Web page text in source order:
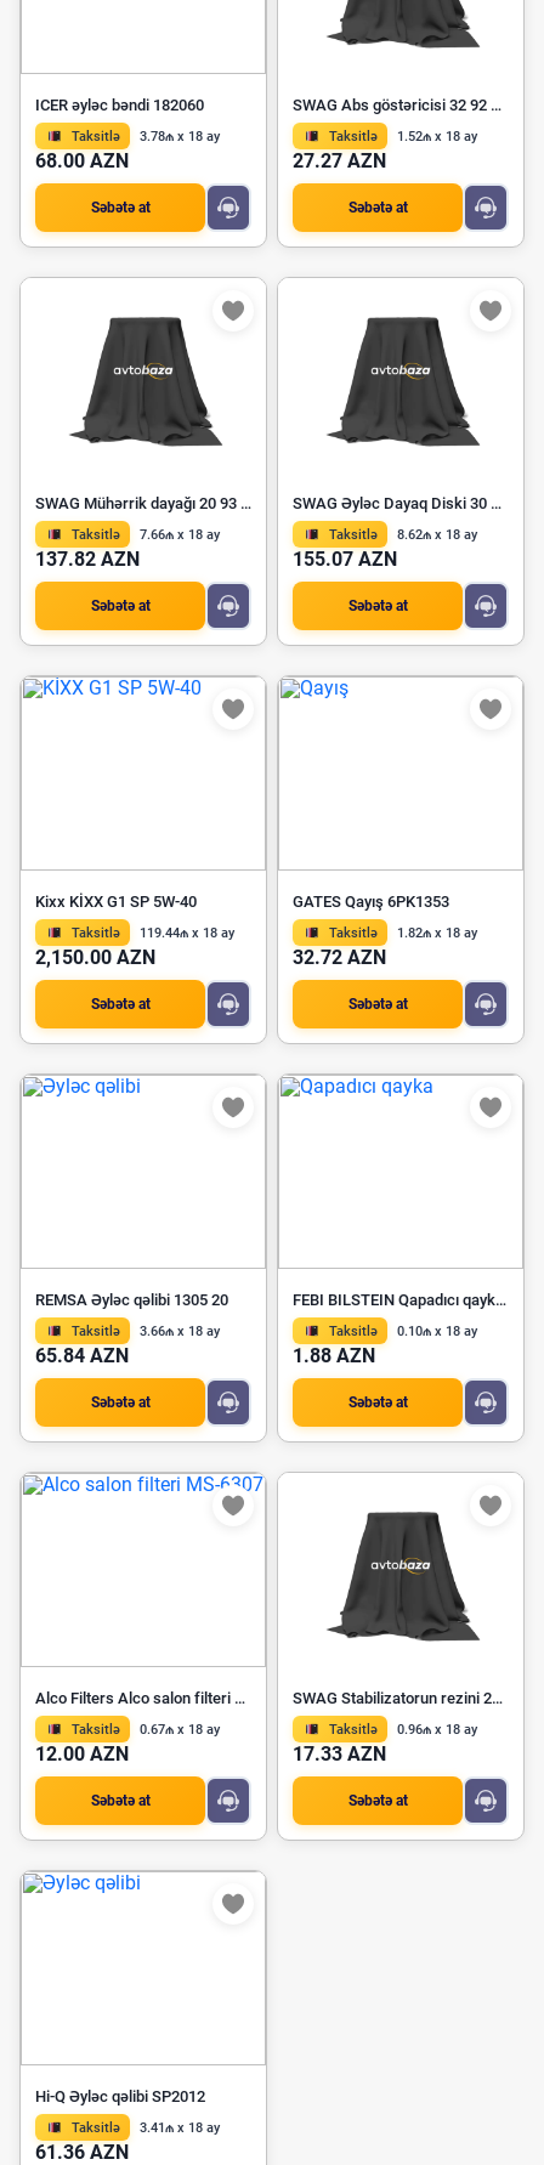
ICER əyləc bəndi 182060
Taksitlə 3.78₼ x 18 ay
68.00 AZN
Səbətə at
SWAG Abs göstəricisi 32 92 3816
Taksitlə 1.52₼ x 18 ay
27.27 AZN
Səbətə at
SWAG Mühərrik dayağı 20 93 6683
Taksitlə 7.66₼ x 18 ay
137.82 AZN
Səbətə at
SWAG Əyləc Dayaq Diski 30 93 4254
Taksitlə 8.62₼ x 18 ay
155.07 AZN
Səbətə at
Kixx KİXX G1 SP 5W-40
Taksitlə 119.44₼ x 18 ay
2,150.00 AZN
Səbətə at
GATES Qayış 6PK1353
Taksitlə 1.82₼ x 18 ay
32.72 AZN
Səbətə at
REMSA Əyləc qəlibi 1305 20
Taksitlə 3.66₼ x 18 ay
65.84 AZN
Səbətə at
FEBI BILSTEIN Qapadıcı qayka 39075
Taksitlə 0.10₼ x 18 ay
1.88 AZN
Səbətə at
Alco Filters Alco salon filteri MS-6307
Taksitlə 0.67₼ x 18 ay
12.00 AZN
Səbətə at
SWAG Stabilizatorun rezini 20 94 5626
Taksitlə 0.96₼ x 18 ay
17.33 AZN
Səbətə at
Hi-Q Əyləc qəlibi SP2012
Taksitlə 3.41₼ x 18 ay
61.36 AZN